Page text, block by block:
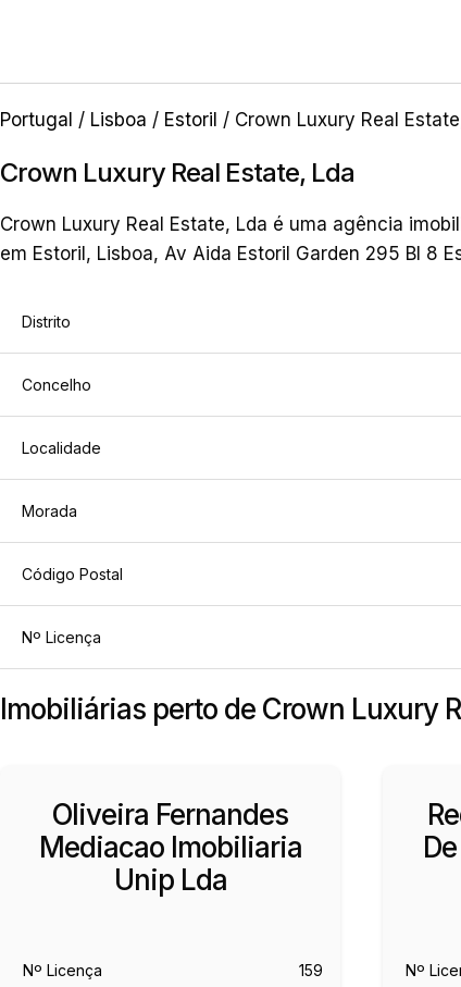
Portugal / Lisboa / Estoril / Crown Luxury Real
Crown Luxury Real Estate, Lda
Crown Luxury Real Estate, Lda é uma agência
em Estoril, Lisboa, Av Aida Estoril Garden 295 Bl 8
Distrito
Concelho
Localidade
Morada
Código Postal
Nº Licença
Imobiliárias perto de Crown Luxury
Oliveira Fernandes
Mediacao Imobiliaria
Unip Lda
Nº Licença 159 Nº